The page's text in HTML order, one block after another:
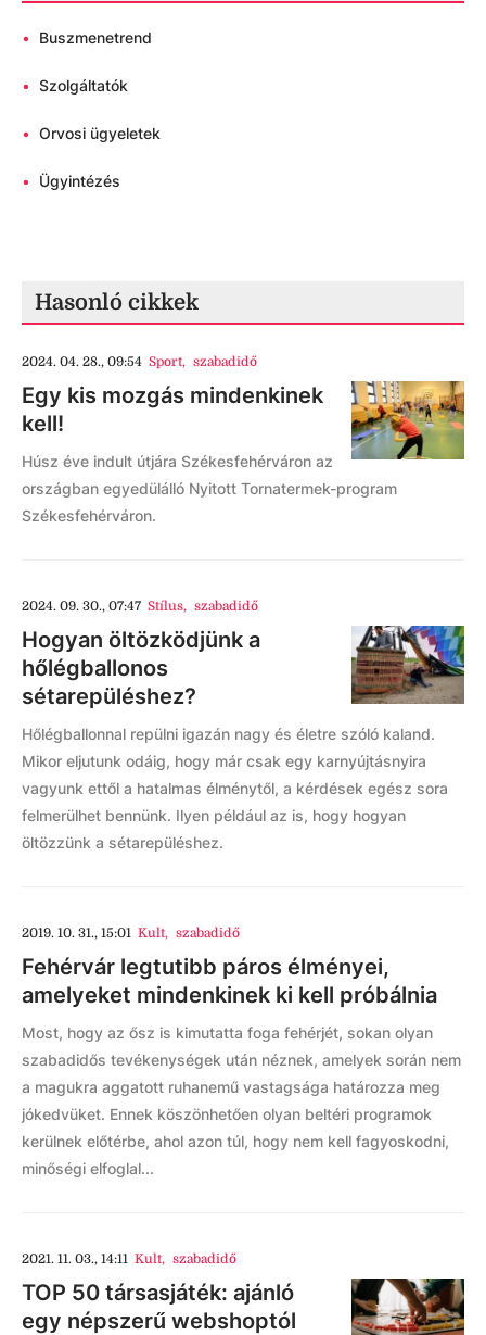
• Buszmenetrend
• Szolgáltatók
• Orvosi ügyeletek
• Ügyintézés
Hasonló cikkek
2024. 04. 28., 09:54 Sport, szabadidő
Egy kis mozgás mindenkinek
kell!
Húsz éve indult útjára Székesfehérváron az
országban egyedülálló Nyitott Tornatermek-program
Székesfehérváron.
2024. 09. 30., 07:47 Stílus, szabadidő
Hogyan öltözködjünk a
hőlégballonos
sétarepüléshez?
Hőlégballonnal repülni igazán nagy és életre szóló kaland.
Mikor eljutunk odáig, hogy már csak egy karnyújtásnyira
vagyunk ettől a hatalmas élménytől, a kérdések egész sora
felmerülhet bennünk. Ilyen például az is, hogy hogyan
öltözzünk a sétarepüléshez.
2019. 10. 31., 15:01 Kult, szabadidő
Fehérvár legtutibb páros élményei,
amelyeket mindenkinek ki kell próbálnia
Most, hogy az ősz is kimutatta foga fehérjét, sokan olyan
szabadidős tevékenységek után néznek, amelyek során nem
a magukra aggatott ruhanemű vastagsága határozza meg
jókedvüket. Ennek köszönhetően olyan beltéri programok
kerülnek előtérbe, ahol azon túl, hogy nem kell fagyoskodni,
minőségi elfoglal...
2021. 11. 03., 14:11 Kult, szabadidő
TOP 50 társasjáték: ajánló
egy népszerű webshoptól